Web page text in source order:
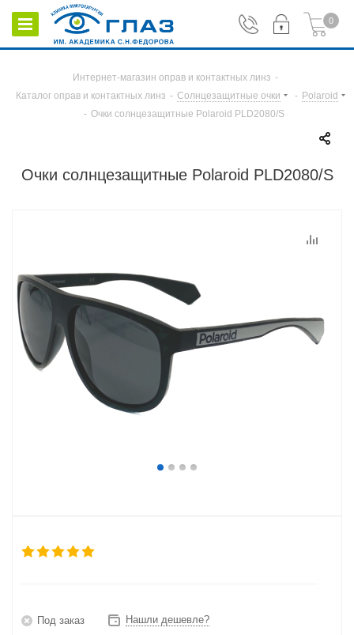
0
Интернет-магазин оправ и контактных линз -
Каталог оправ и контактных линз - Солнцезащитные очки - Polaroid
- Очки солнцезащитные Polaroid PLD2080/S
Очки солнцезащитные Polaroid PLD2080/S
Под заказ Нашли дешевле?